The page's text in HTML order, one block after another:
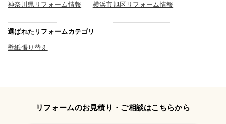
神奈川県リフォーム情報 横浜市旭区リフォーム情報
選ばれたリフォームカテゴリ
壁紙張り替え
リフォームのお見積り・ご相談はこちらから